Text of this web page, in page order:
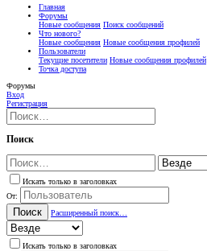
Главная
Форумы
Новые сообщения Поиск сообщений
Что нового?
Новые сообщения Новые сообщения профилей
Пользователи
Текущие посетители Новые сообщения профилей
Точка доступа
Форумы
Вход
Регистрация
Поиск
Искать только в заголовках
От:
Поиск Расширенный поиск…
Искать только в заголовках